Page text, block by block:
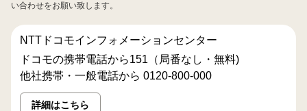
い合わせをお願い致します。
NTTドコモインフォメーションセンター
ドコモの携帯電話から151（局番なし・無料)
他社携帯・一般電話から 0120-800-000
詳細はこちら